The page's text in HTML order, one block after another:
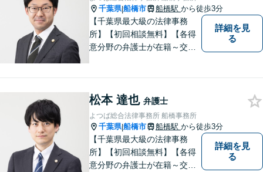
千葉県|船橋市 船橋駅 から徒歩3分
【千葉県最大級の法律事務
所】【初回相談無料】【各得
意分野の弁護士が在籍～交通
詳細を見
る
松本 達也 弁護士
よつば総合法律事務所 船橋事務所
千葉県|船橋市 船橋駅 から徒歩3分
【千葉県最大級の法律事務
所】【初回相談無料】【各得
意分野の弁護士が在籍～交通
詳細を見
る